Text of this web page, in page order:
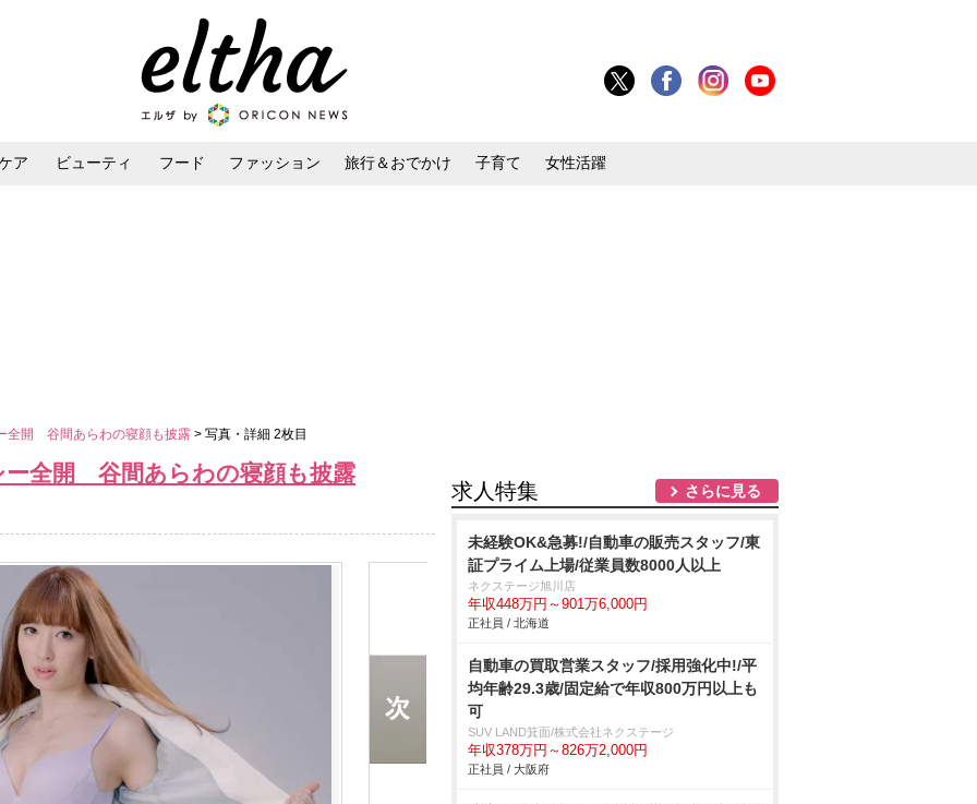
ア ビューティ フード ファッション 旅行＆おでかけ 子育て 女性活躍
全開 谷間あらわの寝顔も披露 > 写真・詳細 2枚目
ー全開 谷間あらわの寝顔も披露
求人特集 さらに見る
未経験OK&急募!/自動車の販売スタッフ/東
証プライム上場/従業員数8000人以上
ネクステージ旭川店
年収448万円～901万6,000円
正社員 / 北海道
自動車の買取営業スタッフ/採用強化中!/平
均年齢29.3歳/固定給で年収800万円以上も
可
SUV LAND箕面/株式会社ネクステージ
年収378万円～826万2,000円
正社員 / 大阪府